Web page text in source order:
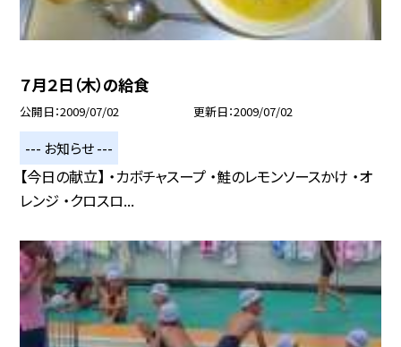
７月２日（木）の給食
公開日 2009/07/02 更新日 2009/07/02
--- お知らせ ---
【今日の献立】 ・カボチャスープ ・鮭のレモンソースかけ ・オ
レンジ ・クロスロ...